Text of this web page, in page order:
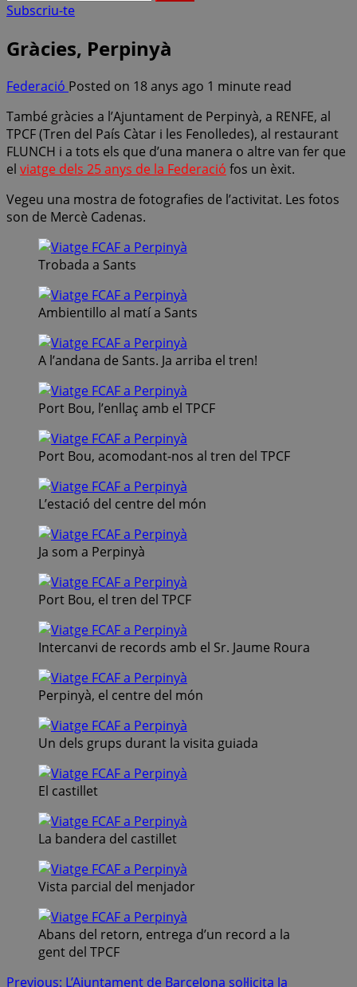
Subscriu-te
Gràcies, Perpinyà
Federació Posted on 18 anys ago 1 minute read
També gràcies a l’Ajuntament de Perpinyà, a RENFE, al
TPCF (Tren del País Càtar i les Fenolledes), al restaurant
FLUNCH i a tots els que d’una manera o altre van fer que
el viatge dels 25 anys de la Federació fos un èxit.
Vegeu una mostra de fotografies de l’activitat. Les fotos
son de Mercè Cadenas.
Trobada a Sants
Ambientillo al matí a Sants
A l’andana de Sants. Ja arriba el tren!
Port Bou, l’enllaç amb el TPCF
Port Bou, acomodant-nos al tren del TPCF
L’estació del centre del món
Ja som a Perpinyà
Port Bou, el tren del TPCF
Intercanvi de records amb el Sr. Jaume Roura
Perpinyà, el centre del món
Un dels grups durant la visita guiada
El castillet
La bandera del castillet
Vista parcial del menjador
Abans del retorn, entrega d’un record a la
gent del TPCF
Previous: L’Ajuntament de Barcelona sol·licita la